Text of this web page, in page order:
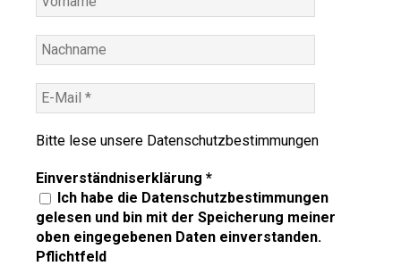
Bitte lese unsere Datenschutzbestimmungen
Einverständniserklärung *
Ich habe die Datenschutzbestimmungen
gelesen und bin mit der Speicherung meiner
oben eingegebenen Daten einverstanden.
Pflichtfeld